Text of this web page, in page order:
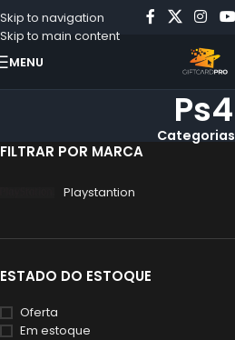
Skip to navigation
Skip to main content
MENU
Ps4
Categorias
FILTRAR POR MARCA
Playstantion
ESTADO DO ESTOQUE
Oferta
Em estoque